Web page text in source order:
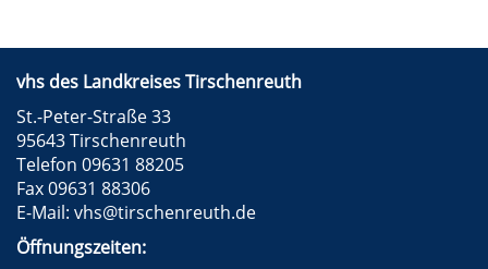
vhs des Landkreises Tirschenreuth
St.-Peter-Straße 33
95643 Tirschenreuth
Telefon 09631 88205
Fax 09631 88306
E-Mail: vhs@tirschenreuth.de
Öffnungszeiten: